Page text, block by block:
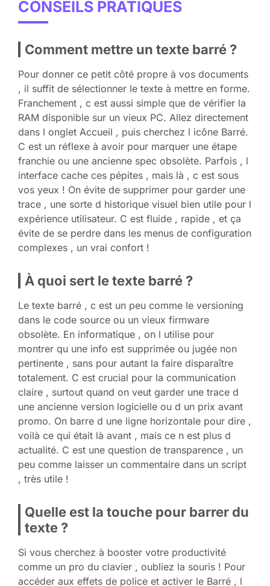
CONSEILS PRATIQUES
Comment mettre un texte barré ?
Pour donner ce petit côté propre à vos documents
, il suffit de sélectionner le texte à mettre en forme.
Franchement , c est aussi simple que de vérifier la
RAM disponible sur un vieux PC. Allez directement
dans l onglet Accueil , puis cherchez l icône Barré.
C est un réflexe à avoir pour marquer une étape
franchie ou une ancienne spec obsolète. Parfois , l
interface cache ces pépites , mais là , c est sous
vos yeux ! On évite de supprimer pour garder une
trace , une sorte d historique visuel bien utile pour l
expérience utilisateur. C est fluide , rapide , et ça
évite de se perdre dans les menus de configuration
complexes , un vrai confort !
À quoi sert le texte barré ?
Le texte barré , c est un peu comme le versioning
dans le code source ou un vieux firmware
obsolète. En informatique , on l utilise pour
montrer qu une info est supprimée ou jugée non
pertinente , sans pour autant la faire disparaître
totalement. C est crucial pour la communication
claire , surtout quand on veut garder une trace d
une ancienne version logicielle ou d un prix avant
promo. On barre d une ligne horizontale pour dire ,
voilà ce qui était là avant , mais ce n est plus d
actualité. C est une question de transparence , un
peu comme laisser un commentaire dans un script
, très utile !
Quelle est la touche pour barrer du
texte ?
Si vous cherchez à booster votre productivité
comme un pro du clavier , oubliez la souris ! Pour
accéder aux effets de police et activer le Barré , l